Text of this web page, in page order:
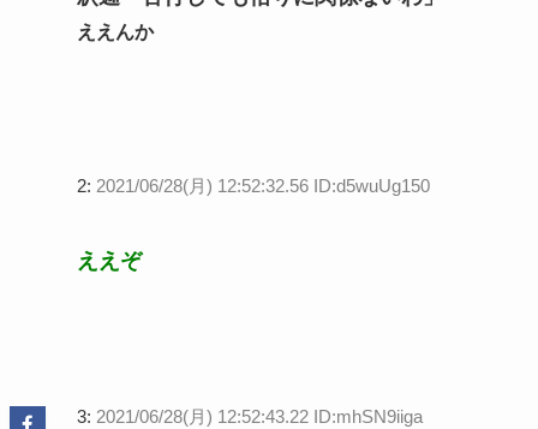
ええんか
2: 2021/06/28(月) 12:52:32.56 ID:d5wuUg150
ええぞ
3: 2021/06/28(月) 12:52:43.22 ID:mhSN9iiga